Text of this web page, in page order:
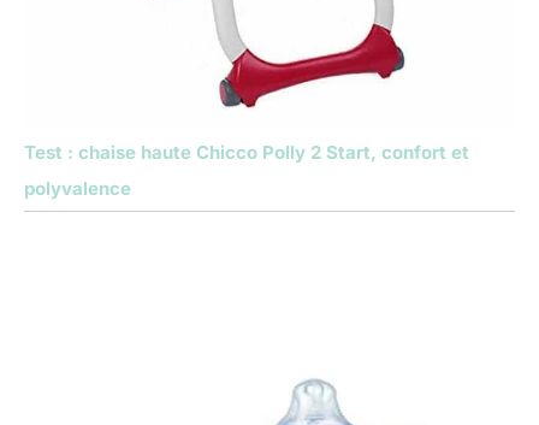
Test : chaise haute Chicco Polly 2 Start, confort et
polyvalence